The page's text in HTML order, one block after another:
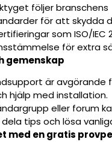
följer branschens
för att skydda
som ISO/IEC
för extra
gemenskap
är avgörande
hjälp med installation.
eller forum
tips och lösa
med en gratis